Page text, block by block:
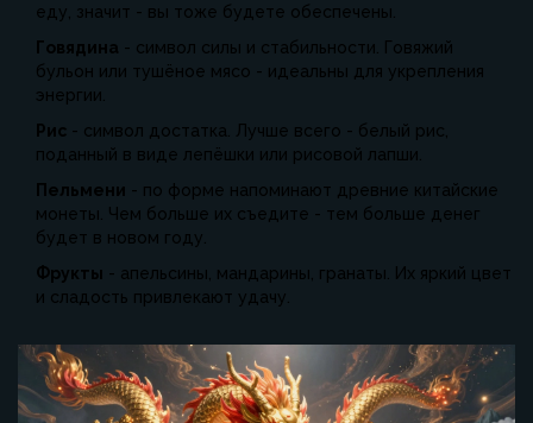
еду, значит - вы тоже будете обеспечены.
Говядина - символ силы и стабильности. Говяжий
бульон или тушёное мясо - идеальны для укрепления
энергии.
Рис - символ достатка. Лучше всего - белый рис,
поданный в виде лепёшки или рисовой лапши.
Пельмени - по форме напоминают древние китайские
монеты. Чем больше их съедите - тем больше денег
будет в новом году.
Фрукты - апельсины, мандарины, гранаты. Их яркий цвет
и сладость привлекают удачу.